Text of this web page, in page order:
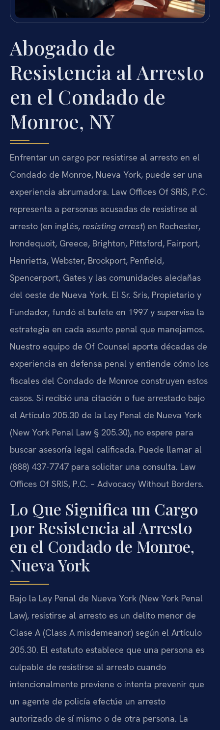
Abogado de
Resistencia al Arresto
en el Condado de
Monroe, NY
Enfrentar un cargo por resistirse al arresto en el
Condado de Monroe, Nueva York, puede ser una
experiencia abrumadora. Law Offices Of SRIS, P.C.
representa a personas acusadas de resistirse al
arresto (en inglés, resisting arrest) en Rochester,
Irondequoit, Greece, Brighton, Pittsford, Fairport,
Henrietta, Webster, Brockport, Penfield,
Spencerport, Gates y las comunidades aledañas
del oeste de Nueva York. El Sr. Sris, Propietario y
Fundador, fundó el bufete en 1997 y supervisa la
estrategia en cada asunto penal que manejamos.
Nuestro equipo de Of Counsel aporta décadas de
experiencia en defensa penal y entiende cómo los
fiscales del Condado de Monroe construyen estos
casos. Si recibió una citación o fue arrestado bajo
el Artículo 205.30 de la Ley Penal de Nueva York
(New York Penal Law § 205.30), no espere para
buscar asesoría legal calificada. Puede llamar al
(888) 437-7747 para solicitar una consulta. Law
Offices Of SRIS, P.C. – Advocacy Without Borders.
Lo Que Significa un Cargo
por Resistencia al Arresto
en el Condado de Monroe,
Nueva York
Bajo la Ley Penal de Nueva York (New York Penal
Law), resistirse al arresto es un delito menor de
Clase A (Class A misdemeanor) según el Artículo
205.30. El estatuto establece que una persona es
culpable de resistirse al arresto cuando
intencionalmente previene o intenta prevenir que
un agente de policía efectúe un arresto
autorizado de sí mismo o de otra persona. La